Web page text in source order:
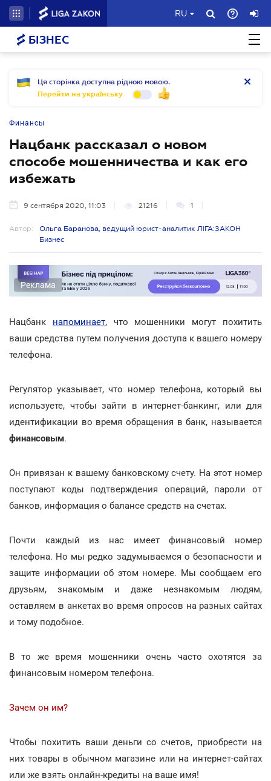
RU
БІЗНЕС
Ця сторінка доступна рідною мовою.
Перейти на українську
Финансы
Нацбанк рассказал о новом
способе мошенничества и как его
избежать
9 сентября 2020, 11:03 21216 1
Автор:
Ольга Баранова, ведущий юрист-аналитик ЛІГА:ЗАКОН
Бизнес
Реклама
Нацбанк напоминает, что мошенники могут похитить
ваши средства путем получения доступа к вашего номеру
телефона.
Регулятор указывает, что номер телефона, который вы
используете, чтобы зайти в интернет-банкинг, или для
идентификации во время обращения в банк, называется
финансовым.
Он привязан к вашему банковскому счету. На этот номер
поступают коды подтверждения операций, пароли от
банков, информация о балансе средств на счетах.
Почти каждый из нас имеет финансовый номер
телефона. Но мы редко задумываемся о безопасности и
защите информации об этом номере. Мы сообщаем его
друзьям, знакомым и даже незнакомым людям,
оставляем в анкетах во время опросов на разных сайтах
и тому подобное.
В то же время мошенники очень часто охотятся за
финансовым номером телефона.
Зачем он им?
Чтобы похитить ваши деньги со счетов, приобрести на
них товары в обычном магазине или на интернет-сайтах
или же взять онлайн-кредиты на ваше имя!